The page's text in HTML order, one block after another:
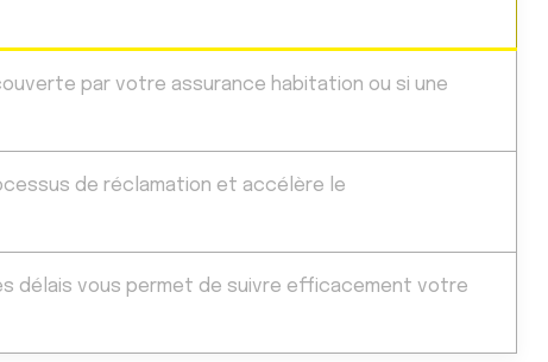
par votre assurance habitation ou si une
de réclamation et accélère le
délais vous permet de suivre efficacement votre